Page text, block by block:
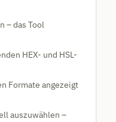
– das Tool
HEX- und HSL-
Formate angezeigt
auszuwählen –